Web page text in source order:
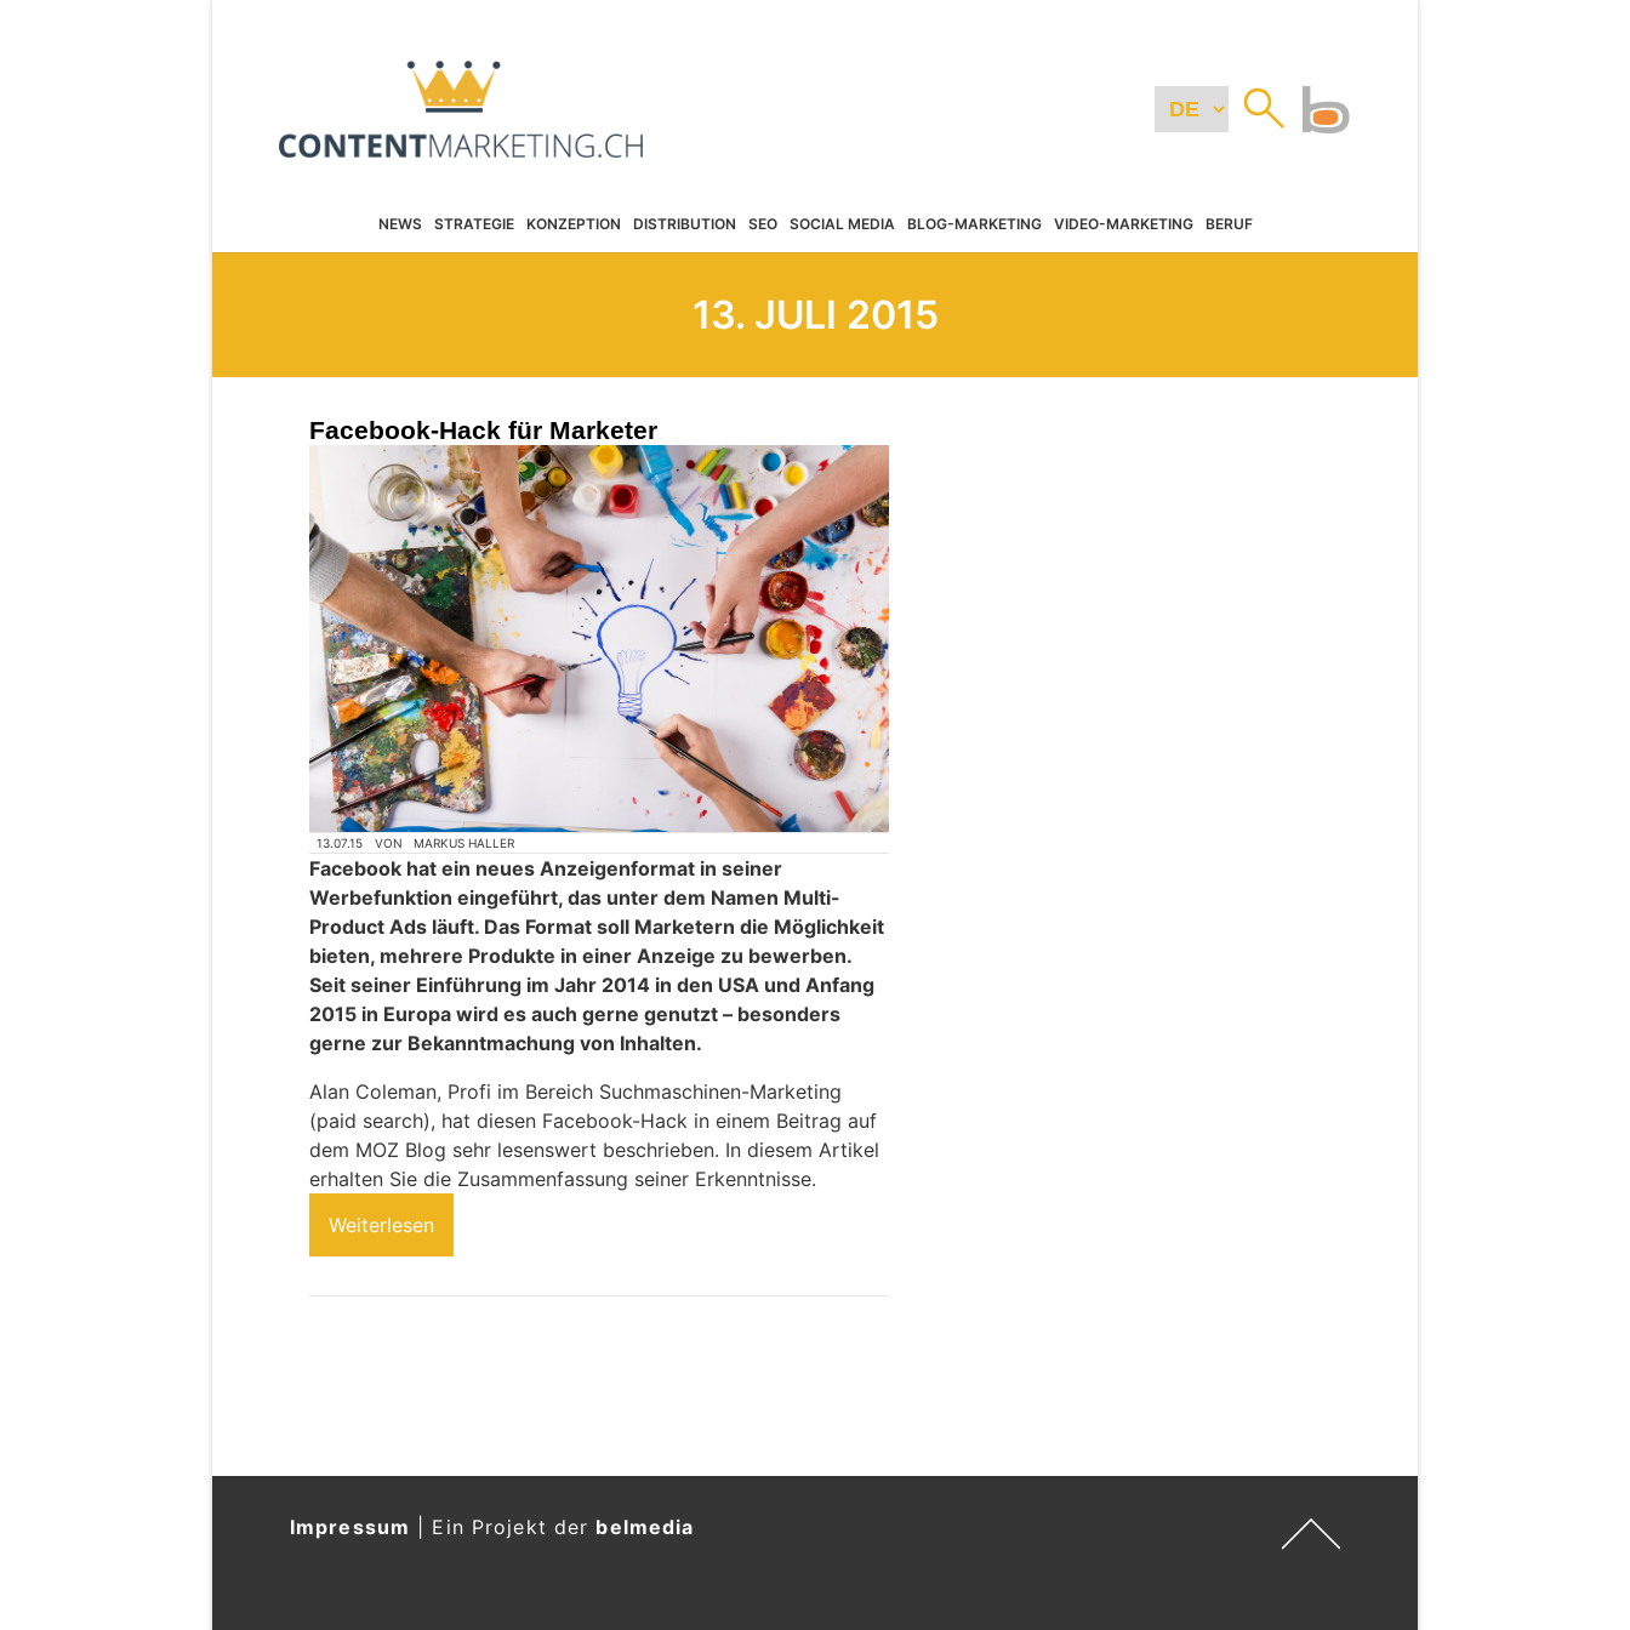
NEWS STRATEGIE KONZEPTION DISTRIBUTION SEO SOCIAL MEDIA BLOG-MARKETING VIDEO-MARKETING BERUF
13. JULI 2015
Facebook-Hack für Marketer
13.07.15 VON MARKUS HALLER
Facebook hat ein neues Anzeigenformat in seiner
Werbefunktion eingeführt, das unter dem Namen Multi-
Product Ads läuft. Das Format soll Marketern die Möglichkeit
bieten, mehrere Produkte in einer Anzeige zu bewerben.
Seit seiner Einführung im Jahr 2014 in den USA und Anfang
2015 in Europa wird es auch gerne genutzt – besonders
gerne zur Bekanntmachung von Inhalten.
Alan Coleman, Profi im Bereich Suchmaschinen-Marketing
(paid search), hat diesen Facebook-Hack in einem Beitrag auf
dem MOZ Blog sehr lesenswert beschrieben. In diesem Artikel
erhalten Sie die Zusammenfassung seiner Erkenntnisse.
Weiterlesen
Impressum Ein Projekt der belmedia